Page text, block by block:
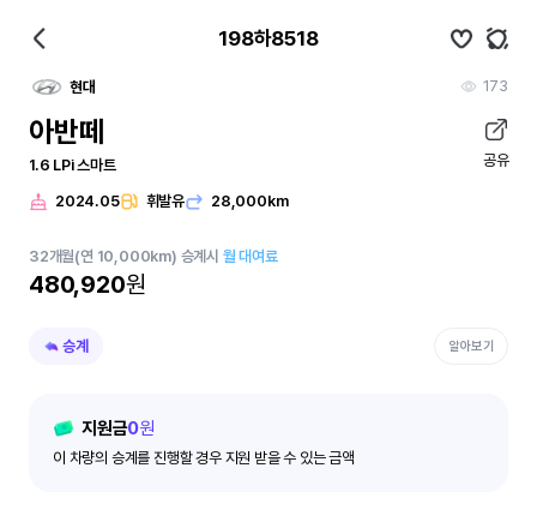
198하8518
현대 173
아반떼
1.6 LPi 스마트 공유
2024.05 휘발유 28,000km
32개월(연 10,000km) 승계시 월 대여료
480,920원
승계 알아보기
지원금0원
이 차량의 승계를 진행할 경우 지원 받을 수 있는 금액